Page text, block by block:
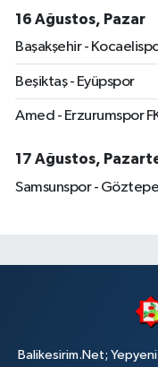
16 Ağustos, Pazar
Başakşehir -
Beşiktaş - Eyüpspor
Amed - Erzurumspor
17 Ağustos,
Samsunspor - Göztepe
Balikesirim.Net;